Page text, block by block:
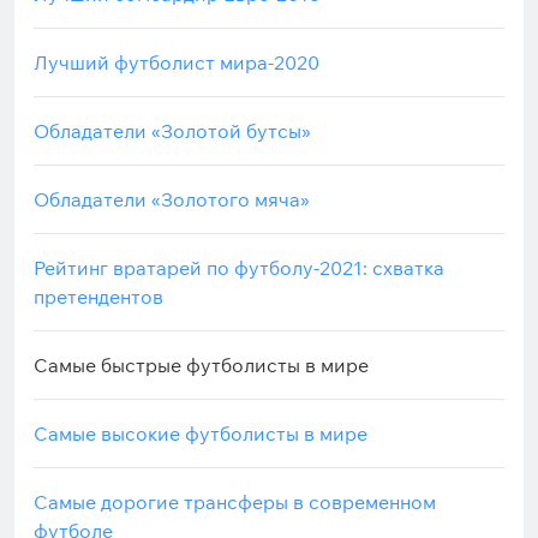
Лучший футболист мира-2020
Обладатели «Золотой бутсы»
Обладатели «Золотого мяча»
Рейтинг вратарей по футболу-2021: схватка
претендентов
Самые быстрые футболисты в мире
Самые высокие футболисты в мире
Самые дорогие трансферы в современном
футболе